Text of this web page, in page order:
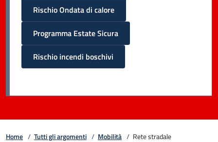
Rischio Ondata di calore
Programma Estate Sicura
Rischio incendi boschivi
Home / Tutti gli argomenti / Mobilità / Rete stradale